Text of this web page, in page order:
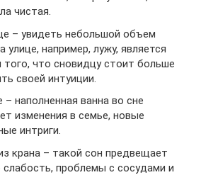
чистая.
– увидеть небольшой объем
улице, например, лужу, является
того, что сновидцу стоит больше
своей интуиции.
– наполненная ванна во сне
изменения в семье, новые
интриги.
крана – такой сон предвещает
проблемы с сосудами и